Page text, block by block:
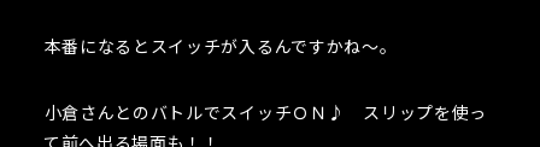
本番になるとスイッチが入るんですかね～。
小倉さんとのバトルでスイッチＯＮ♪ スリップを使っ
て前へ出る場面も！！